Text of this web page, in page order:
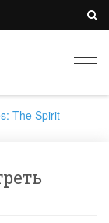
The Spirit